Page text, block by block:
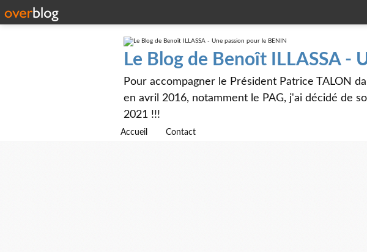
Le Blog de Benoît ILLASSA -
Pour accompagner le Président Patrice TALON
en avril 2016, notamment le PAG, j'ai décidé de
2021 !!!
Accueil Contact